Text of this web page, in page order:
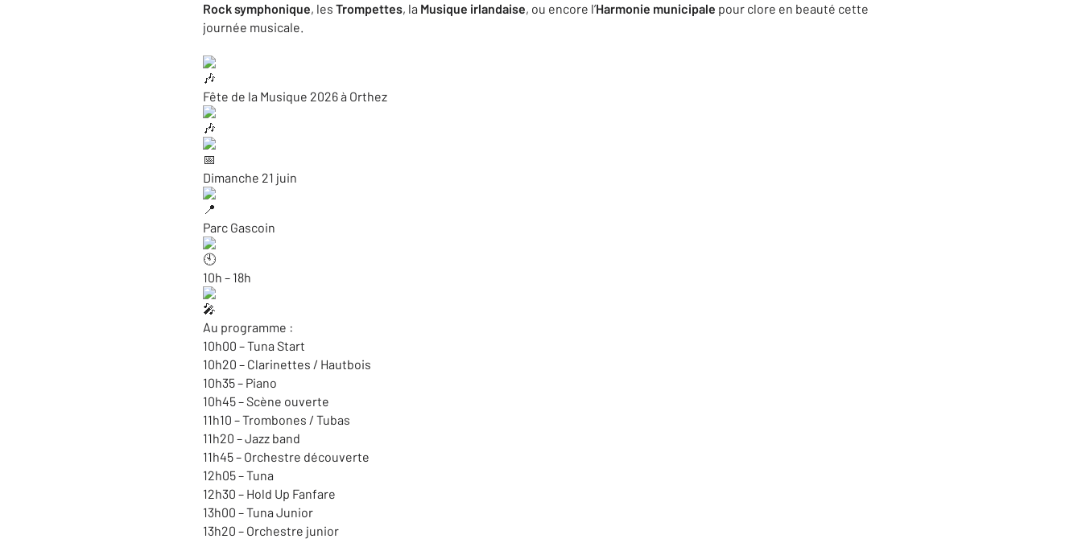
Rock symphonique, les Trompettes, la Musique irlandaise, ou encore l’Harmonie municipale pour clore en beauté cette
journée musicale.
Fête de la Musique 2026 à Orthez
Dimanche 21 juin
Parc Gascoin
10h – 18h
Au programme :
10h00 – Tuna Start
10h20 – Clarinettes / Hautbois
10h35 – Piano
10h45 – Scène ouverte
11h10 – Trombones / Tubas
11h20 – Jazz band
11h45 – Orchestre découverte
12h05 – Tuna
12h30 – Hold Up Fanfare
13h00 – Tuna Junior
13h20 – Orchestre junior